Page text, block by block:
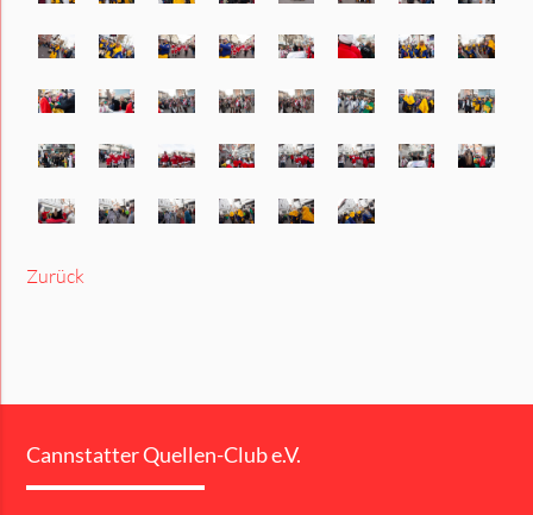
Zurück
Cannstatter Quellen-Club e.V.